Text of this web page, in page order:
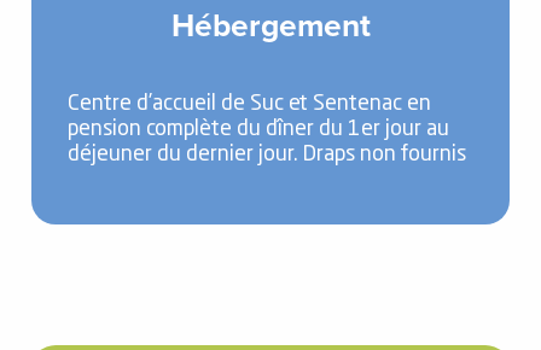
Hébergement
Centre d’accueil de Suc et Sentenac en
pension complète du dîner du 1er jour au
déjeuner du dernier jour. Draps non fournis